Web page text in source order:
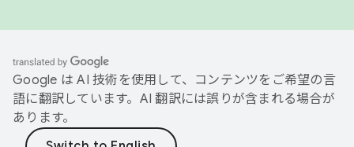
Google は AI 技術を使用して、コンテンツをご希望の言
語に翻訳しています。AI 翻訳には誤りが含まれる場合が
あります。